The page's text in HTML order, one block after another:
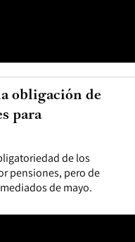
de los
pensiones, pero de
de mayo.
obligación de
para